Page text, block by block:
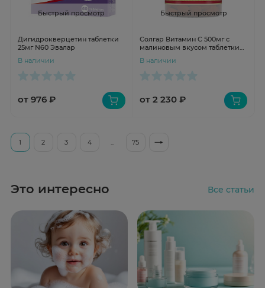
Быстрый просмотр
Дигидрокверцетин таблетки
25мг N60 Эвалар
В наличии
от 976 ₽
Быстрый просмотр
Солгар Витамин C 500мг с
малиновым вкусом таблетки
В наличии
от 2 230 ₽
1 2 3 4 ... 75
Это интересно Все статьи